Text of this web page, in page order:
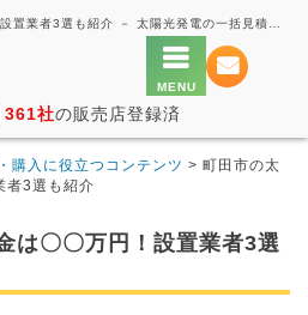
361社の販売店登録済
購入に役立つコンテンツ > 町田市の太
者3選も紹介
は〇〇万円！設置業者3選